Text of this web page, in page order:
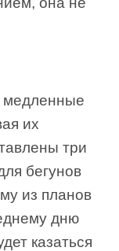
медленные
их
три
бегунов
из планов
дню
казаться